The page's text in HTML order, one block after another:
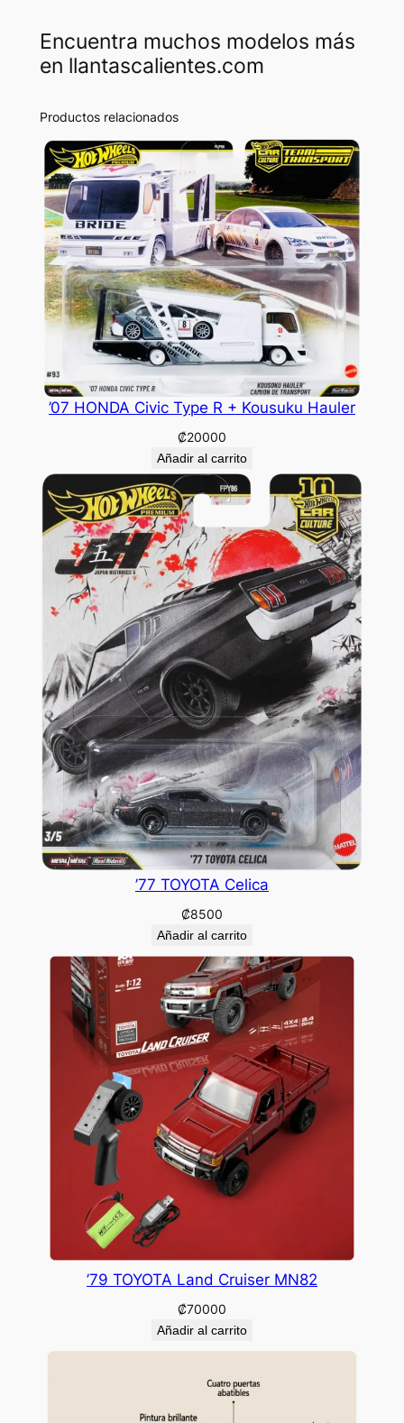
Encuentra muchos modelos más
en llantascalientes.com
Productos relacionados
’07 HONDA Civic Type R + Kousuku Hauler
₡20000
Añadir al carrito
’77 TOYOTA Celica
₡8500
Añadir al carrito
’79 TOYOTA Land Cruiser MN82
₡70000
Añadir al carrito